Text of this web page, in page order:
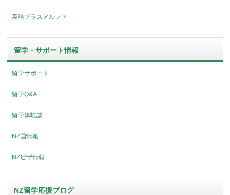
英語プラスアルファ
留学・サポート情報
留学サポート
留学Q&A
留学体験談
NZ国情報
NZビザ情報
NZ留学応援ブログ